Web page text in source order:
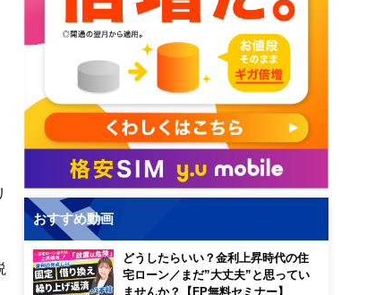
おすすめ動画
どうしたらいい？金利上昇時代の住
宅ローン／まだ”大丈夫”と思ってい
ませんか？【FP無料セミナー】